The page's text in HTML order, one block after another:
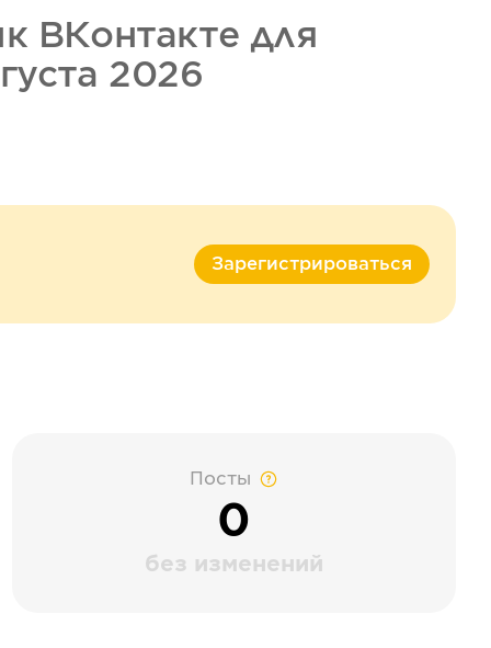
ВКонтакте для
2026
Зарегистрироваться
Посты
0
без изменений